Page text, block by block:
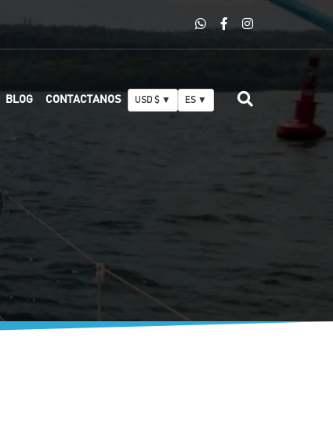
BLOG CONTACTANOS USD $ ▼ ES ▼